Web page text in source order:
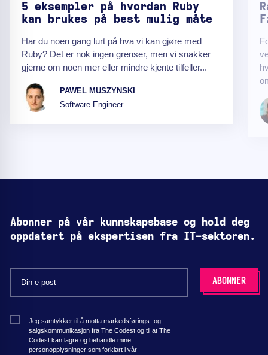
5 eksempler på hvordan Ruby
kan brukes på best mulig måte
Har du noen gang lurt på hva vi kan gjøre med
Ruby? Det er nok ingen grenser, men vi snakker
gjerne om noen mer eller mindre kjente tilfeller...
PAWEL MUSZYNSKI
Software Engineer
Abonner på vår kunnskapsbase og hold deg
oppdatert på ekspertisen fra IT-sektoren.
Jeg samtykker til å motta markedsførings- og
salgskommunikasjon fra The Codest og til at The
Codest kan lagre og behandle mine
personopplysninger som forklart i vår